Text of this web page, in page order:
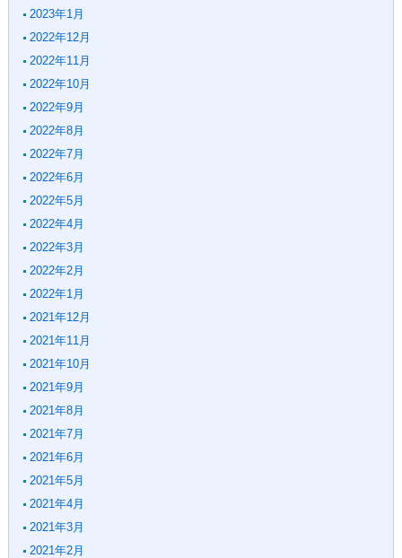
2023年1月
2022年12月
2022年11月
2022年10月
2022年9月
2022年8月
2022年7月
2022年6月
2022年5月
2022年4月
2022年3月
2022年2月
2022年1月
2021年12月
2021年11月
2021年10月
2021年9月
2021年8月
2021年7月
2021年6月
2021年5月
2021年4月
2021年3月
2021年2月